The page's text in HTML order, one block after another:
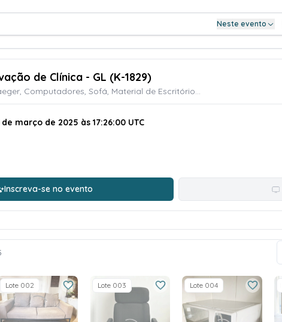
Neste evento
de Clínica - GL (K-1829)
Computadores, Sofá, Material de Escritório...
março de 2025 às 17:26:00 UTC
Inscreva-se no evento
Lote 002 Lote 003 Lote 004